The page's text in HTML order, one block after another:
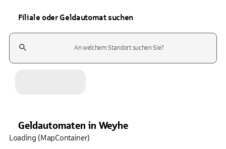
Filiale oder Geldautomat suchen
Suchfeld
Geldautomaten in Weyhe
Loading (MapContainer)